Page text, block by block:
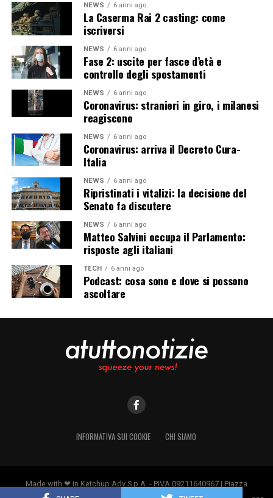
NEWS 6 anni ago
La Caserma Rai 2 casting: come
iscriversi
NEWS 6 anni ago
Fase 2: uscite per fasce d’età e
controllo degli spostamenti
NEWS 6 anni ago
Coronavirus: stranieri in giro, i milanesi
reagiscono
NEWS 6 anni ago
Coronavirus: arriva il Decreto Cura-
Italia
NEWS 6 anni ago
Ripristinati i vitalizi: la decisione del
Senato fa discutere
NEWS 6 anni ago
Matteo Salvini occupa il Parlamento:
risposte agli italiani
TECH 6 anni ago
Podcast: cosa sono e dove si possono
ascoltare
INFORMATIVA SUI COOKIE CHI SIAMO
Made with ❤ in Ketchup Adv S.p.A. - PIVA.09211640967 | Piazza
Borromeo 14, 20123 Milano